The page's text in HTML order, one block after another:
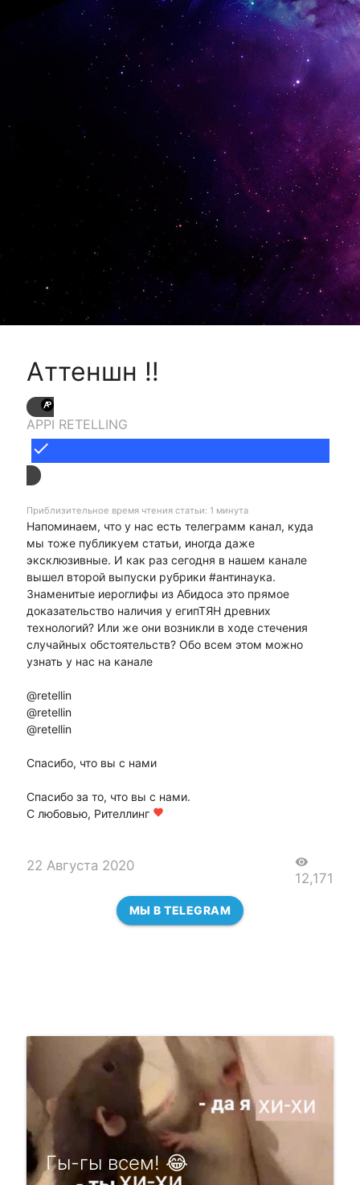
Аттеншн ‼
APPI RETELLING
done
Приблизительное время чтения статьи: 1 минута
Напоминаем, что у нас есть телеграмм канал, куда
мы тоже публикуем статьи, иногда даже
эксклюзивные. И как раз сегодня в нашем канале
вышел второй выпуски рубрики #антинаука.
Знаменитые иероглифы из Абидоса это прямое
доказательство наличия у египТЯН древних
технологий? Или же они возникли в ходе стечения
случайных обстоятельств? Обо всем этом можно
узнать у нас на канале
@retellin
@retellin
@retellin
Спасибо, что вы с нами
Спасибо за то, что вы с нами.
С любовью, Рителлинг favorite
22 Августа 2020 visibility
12,171
МЫ В TELEGRAM
Гы-гы всем! 😂